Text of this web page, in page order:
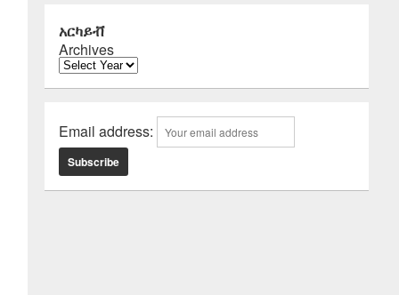
አርካይቭ
Archives
Email address: